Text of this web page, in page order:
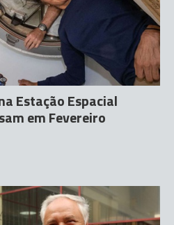
Estação Espacial
em Fevereiro